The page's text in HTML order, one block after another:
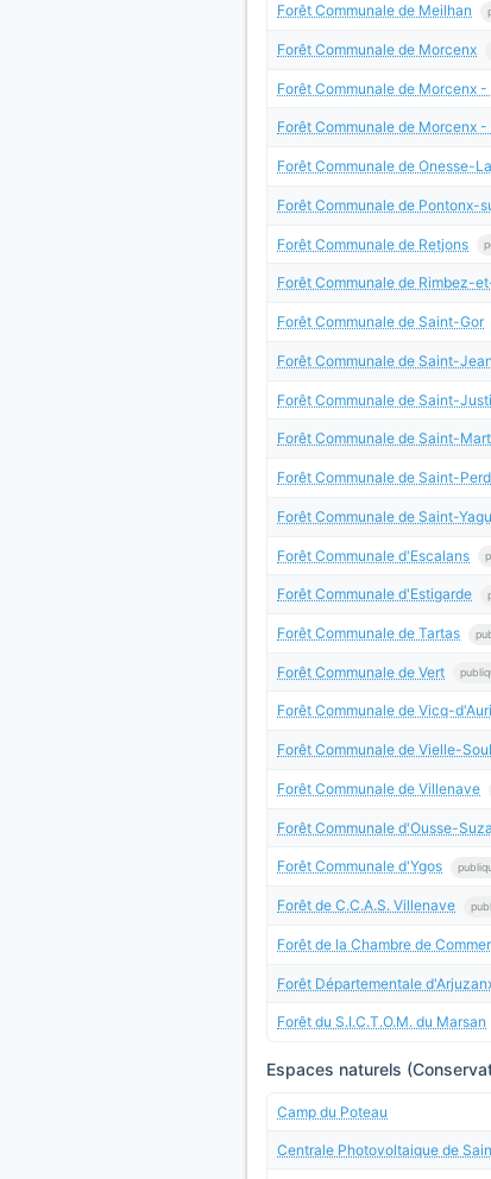
Forêt Communale de Meilhan
Forêt Communale de Morcenx
Forêt Communale de Morcenx
Forêt Communale de Morcenx -
Forêt Communale de Onesse-
Forêt Communale de Pontonx-
Forêt Communale de Retjons
Forêt Communale de Rimbez-
Forêt Communale de Saint-Gor
Forêt Communale de Saint-
Forêt Communale de Saint-
Forêt Communale de Saint-
Forêt Communale de Saint-
Forêt Communale de Saint-
Forêt Communale d'Escalans
Forêt Communale d'Estigarde
Forêt Communale de Tartas
Forêt Communale de Vert
Forêt Communale de Vicq-
Forêt Communale de Vielle-
Forêt Communale de Villenave
Forêt Communale d'Ousse-
Forêt Communale d'Ygos
Forêt de C.C.A.S. Villenave
Forêt de la Chambre de
Forêt Départementale
Forêt du S.I.C.T.O.M. du Marsan
Espaces naturels
Camp du Poteau
Centrale Photovoltaique de